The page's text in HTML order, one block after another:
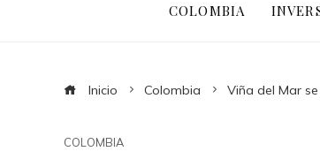
COLOMBIA
Inicio Colombia Viña del Mar
COLOMBIA